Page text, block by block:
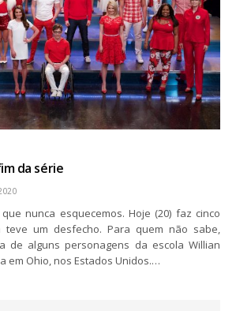
da série
nunca esquecemos. Hoje (20) faz cinco
um desfecho. Para quem não sabe,
de alguns personagens da escola Willian
em Ohio, nos Estados Unidos.…